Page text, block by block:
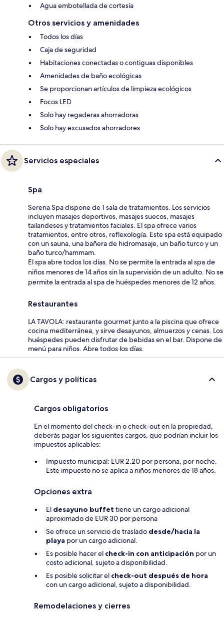
Agua embotellada de cortesía
Otros servicios y amenidades
Todos los días
Caja de seguridad
Habitaciones conectadas o contiguas disponibles
Amenidades de baño ecológicas
Se proporcionan artículos de limpieza ecológicos
Focos LED
Solo hay regaderas ahorradoras
Solo hay excusados ahorradores
Servicios especiales
Spa
Serena Spa dispone de 1 sala de tratamientos. Los servicios
incluyen masajes deportivos, masajes suecos, masajes
tailandeses y tratamientos faciales. El spa ofrece varios
tratamientos, entre otros, reflexología. Este spa está equipado
con un sauna, una bañera de hidromasaje, un baño turco y un
baño turco/hammam.
El spa abre todos los días. No se permite la entrada al spa de
niños menores de 14 años sin la supervisión de un adulto. No se
permite la entrada al spa de huéspedes menores de 12 años.
Restaurantes
LA TAVOLA: restaurante gourmet junto a la piscina que ofrece
cocina mediterránea, y sirve desayunos, almuerzos y cenas. Los
huéspedes pueden disfrutar de bebidas en el bar. Dispone de
menú para niños. Abre todos los días.
Cargos y políticas
Cargos obligatorios
En el momento del check-in o check-out en la propiedad,
deberás pagar los siguientes cargos, que podrían incluir los
impuestos aplicables:
Impuesto municipal: EUR 2.20 por persona, por noche.
Este impuesto no se aplica a niños menores de 18 años.
Opciones extra
El desayuno buffet tiene un cargo adicional
aproximado de EUR 30 por persona
Se ofrece un servicio de traslado desde/hacia la
playa por un cargo adicional.
Es posible hacer el check-in con anticipación por un
costo adicional, sujeto a disponibilidad.
Es posible solicitar el check-out después de hora
con un cargo adicional, sujeto a disponibilidad.
Remodelaciones y cierres